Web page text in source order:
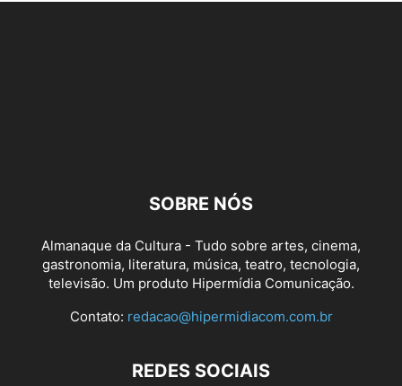
SOBRE NÓS
Almanaque da Cultura - Tudo sobre artes, cinema,
gastronomia, literatura, música, teatro, tecnologia,
televisão. Um produto Hipermídia Comunicação.
Contato: redacao@hipermidiacom.com.br
REDES SOCIAIS